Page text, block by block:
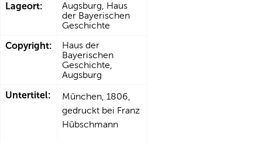
Lageort:
Augsburg, Haus
der Bayerischen
Geschichte
Copyright:
Haus der
Bayerischen
Geschichte,
Augsburg
Untertitel:
München, 1806,
gedruckt bei Franz
Hübschmann